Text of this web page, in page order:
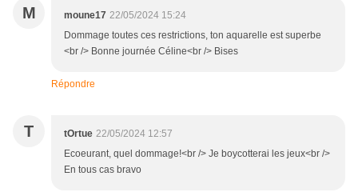
M moune17 22/05/2024 15:24
Dommage toutes ces restrictions, ton aquarelle est superbe
<br /> Bonne journée Céline<br /> Bises
Répondre
T tOrtue 22/05/2024 12:57
Ecoeurant, quel dommage!<br /> Je boycotterai les jeux<br />
En tous cas bravo